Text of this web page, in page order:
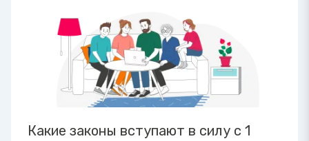
Какие законы вступают в силу с 1